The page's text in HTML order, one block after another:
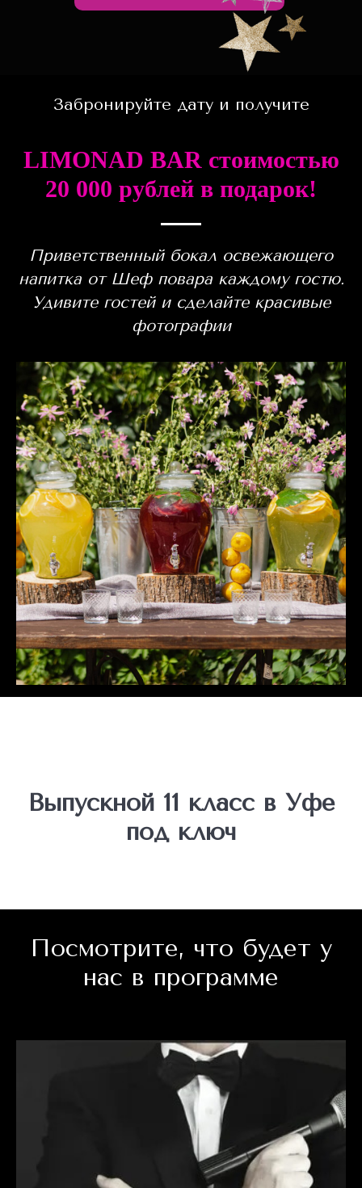
Забронируйте дату и получите
LIMONAD BAR стоимостью
20 000 рублей в подарок!
Приветственный бокал освежающего
напитка от Шеф повара каждому гостю.
Удивите гостей и сделайте красивые
фотографии
Выпускной 11 класс в Уфе
под ключ
Посмотрите, что будет у
нас в программе